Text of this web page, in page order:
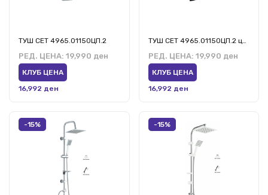
ТУШ СЕТ 4965.01150ЦП.2
РЕД. ЦЕНА: 19,990 ден
КЛУБ ЦЕНА
16,992 ден
РЕД. ЦЕНА: 19,990 ден
КЛУБ ЦЕНА
16,992 ден
-15% -15%